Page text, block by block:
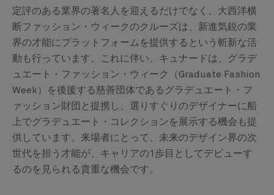
定評のある業界の著名人を迎えるだけでなく、大西洋横
断ファッション・ウィークのクルーズは、新進気鋭の業
界の才能にプラットフォームを提供するという斬新な活
動も行っています。これに伴い、キュナードは、グラデ
ュエート・ファッション・ウィーク（Graduate Fashion
Week）を後援する慈善団体であるグラデュエート・フ
ァッション財団と提携し、選りすぐりのデザイナーに船
上でグラデュエート・コレクションを展示する機会も提
供しています。来場者にとって、未来のデザイン界の次
世代を担う才能が、キャリアの1歩目としてデビューす
るのを見られる貴重な機会です。